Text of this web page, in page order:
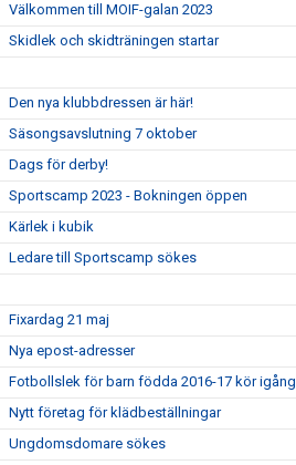
Välkommen till MOIF-galan 2023
Skidlek och skidträningen startar
Den nya klubbdressen är här!
Säsongsavslutning 7 oktober
Dags för derby!
Sportscamp 2023 - Bokningen öppen
Kärlek i kubik
Ledare till Sportscamp sökes
Fixardag 21 maj
Nya epost-adresser
Fotbollslek för barn födda 2016-17 kör igång
Nytt företag för klädbeställningar
Ungdomsdomare sökes